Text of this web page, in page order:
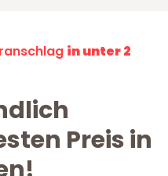
in unter 2
Preis in